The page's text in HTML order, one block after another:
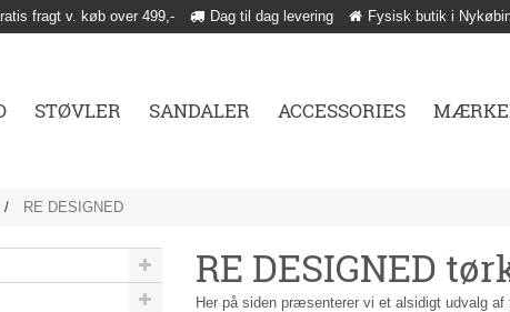
fragt v. køb over 499,- Dag til dag levering Fysisk butik i
STØVLER SANDALER ACCESSORIES
RE DESIGNED
RE DESIGNED
Her på siden præsenterer vi et alsidigt udvalg